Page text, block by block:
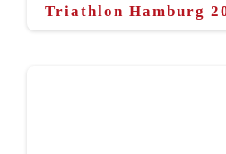
Triathlon Hamburg